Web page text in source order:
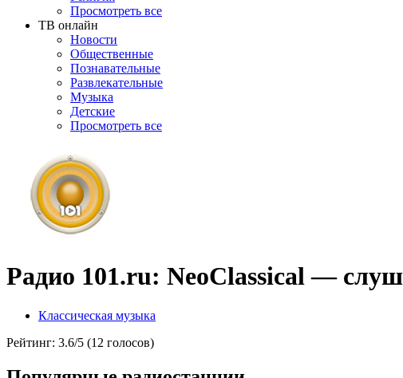
Просмотреть все
ТВ онлайн
Новости
Общественные
Познавательные
Развлекательные
Музыка
Детские
Просмотреть все
Радио 101.ru: NeoClassical —
Классическая музыка
Рейтинг: 3.6/5 (12 голосов)